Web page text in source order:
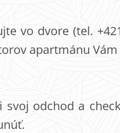
vo dvore (tel.
apartmánu Vám
svoj odchod a